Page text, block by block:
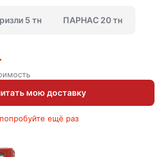
5 тн ПАРНАС 20 тн
мою доставку
ещё раз